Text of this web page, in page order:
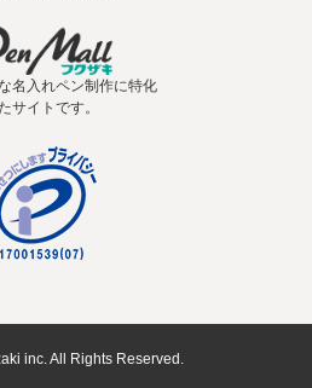
名入れペン制作に特化
サイトです。
inc. All Rights Reserved.